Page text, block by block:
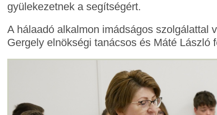
gyülekezetnek a segítségért.
A hálaadó alkalmon imádságos szolgálattal
Gergely elnökségi tanácsos és Máté László